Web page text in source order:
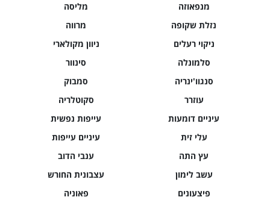
מליסה
מנפאוזה
מרווה
נזלת שקופה
ניוון מקולארי
ניקוי רעלים
סינוור
סלמונלה
סמבוק
סנגוו'ינריה
סקוטלריה
עוזרר
עייפות נפשית
עיניים דומעות
עיניים עייפות
עלי זית
ענבי הדוב
עץ התה
עצבונית החורש
עשב לימון
פאוניה
פיצעונים